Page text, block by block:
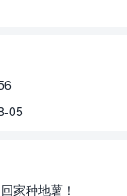
05
家种地薯！